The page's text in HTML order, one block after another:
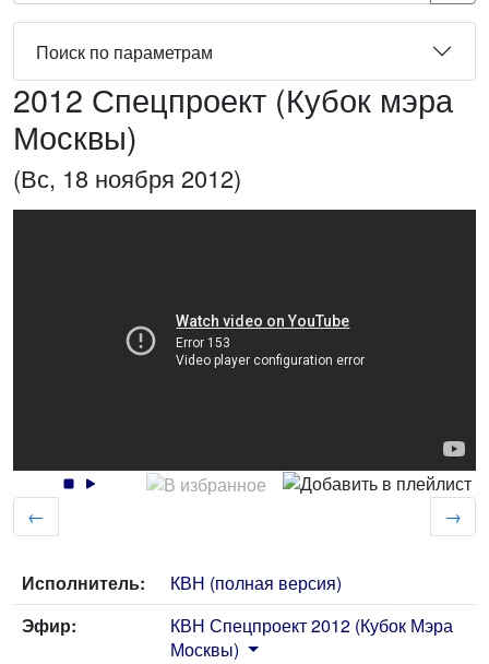
Поиск по параметрам
2012 Спецпроект (Кубок мэра
Москвы)
(Вс, 18 ноября 2012)
← →
Исполнитель:
КВН (полная версия)
Эфир:
КВН Спецпроект 2012 (Кубок Мэра
Москвы)